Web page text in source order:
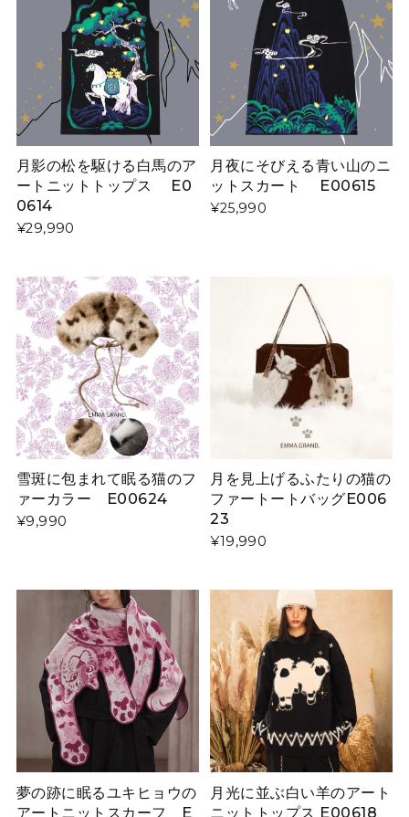
月影の松を駆ける白馬のア
ートニットトップス E0
0614
¥29,990
月夜にそびえる青い山のニ
ットスカート E00615
¥25,990
雪斑に包まれて眠る猫のフ
ァーカラー E00624
¥9,990
月を見上げるふたりの猫の
ファートートバッグE006
23
¥19,990
夢の跡に眠るユキヒョウの
アートニットスカーフ E
月光に並ぶ白い羊のアート
ニットトップス E00618